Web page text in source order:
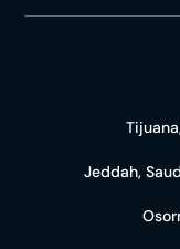
Jeddah,